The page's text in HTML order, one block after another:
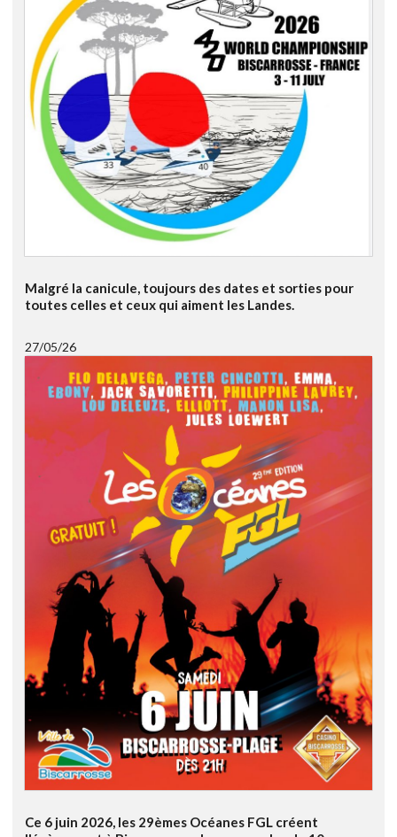
Malgré la canicule, toujours des dates et sorties pour
toutes celles et ceux qui aiment les Landes.
27/05/26
Ce 6 juin 2026, les 29èmes Océanes FGL créent